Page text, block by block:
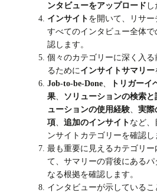
ンタビューをアップロード
インサイト を開いて、リサ
すべてのインタビュー全体
認します。
個々のカテゴリーに深く入
るために インサイトサマリー
Job-to-be-Done
トリガーイ
果
ソリューションの検索と
ューションの使用経験
実際
項
追加のインサイト など、
ンサイトカテゴリーを確認し
最も重要に見えるカテゴリ
て、サマリーの背後にある
なる根拠を確認します。
インタビューが示しているこ